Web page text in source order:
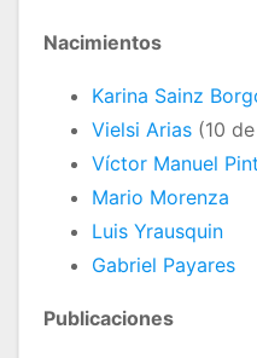
Nacimientos
Karina Sainz
Vielsi Arias (10
Víctor Manuel
Mario Morenza
Luis Yrausquin
Gabriel Payares
Publicaciones